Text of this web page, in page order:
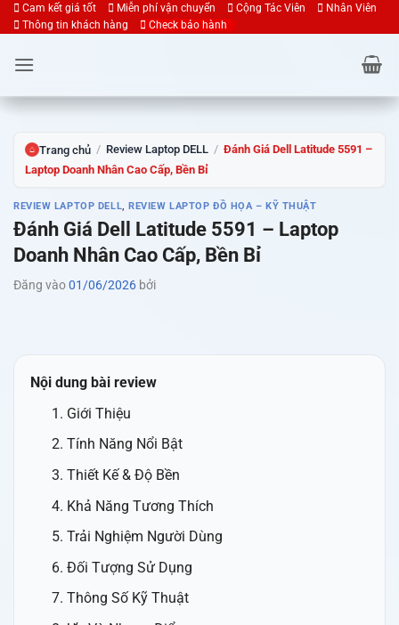
Bỏ
qua
nội
dung
Cam kết giá tốt Miễn phí vận chuyển Cộng Tác Viên
Nhân Viên
Thông tin khách hàng
Check bảo hành
⌂ Trang chủ / Review Laptop DELL / Đánh Giá Dell Latitude 5591 –
Laptop Doanh Nhân Cao Cấp, Bền Bỉ
REVIEW LAPTOP DELL,REVIEW LAPTOP ĐỒ HỌA – KỸ THUẬT
Đánh Giá Dell Latitude 5591 – Laptop
Doanh Nhân Cao Cấp, Bền Bỉ
Đăng vào01/06/2026 bởi
Nội dung bài review
Giới Thiệu
Tính Năng Nổi Bật
Thiết Kế & Độ Bền
Khả Năng Tương Thích
Trải Nghiệm Người Dùng
Đối Tượng Sử Dụng
Thông Số Kỹ Thuật